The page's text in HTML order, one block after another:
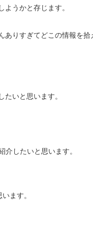
うかと存じます。
ありすぎてどこの情報を拾
いと思います。
したいと思います。
ます。